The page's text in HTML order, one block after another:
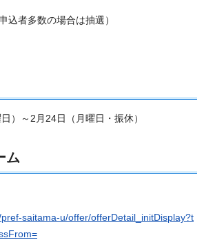
込者多数の場合は抽選）
）～2月24日（月曜日・振休）
ム
saitama-u/offer/offerDetail_initDisplay?t